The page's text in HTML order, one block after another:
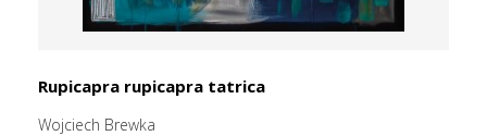
Rupicapra rupicapra tatrica
Wojciech Brewka